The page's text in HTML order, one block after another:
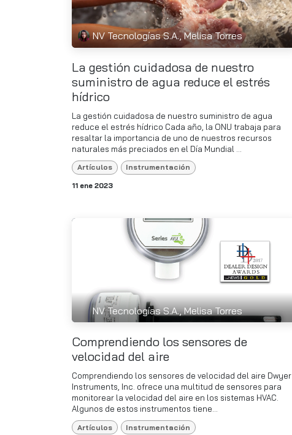
NV Tecnologías S.A., Melisa Torres
La gestión cuidadosa de nuestro
suministro de agua reduce el estrés
hídrico
La gestión cuidadosa de nuestro suministro de agua
reduce el estrés hídrico Cada año, la ONU trabaja para
resaltar la importancia de uno de nuestros recursos
naturales más preciados en el Día Mundial ...
Artículos Instrumentación
11 ene 2023
NV Tecnologías S.A., Melisa Torres
Comprendiendo los sensores de
velocidad del aire
Comprendiendo los sensores de velocidad del aire Dwyer
Instruments, Inc. ofrece una multitud de sensores para
monitorear la velocidad del aire en los sistemas HVAC.
Algunos de estos instrumentos tiene...
Artículos Instrumentación